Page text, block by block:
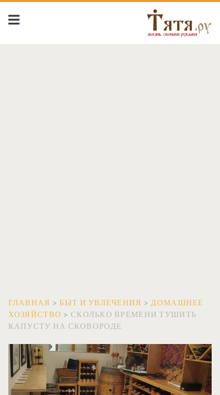
ГЛАВНАЯ >БЫТ И УВЛЕЧЕНИЯ >ДОМАШНЕЕ
ХОЗЯЙСТВО > СКОЛЬКО ВРЕМЕНИ ТУШИТЬ
КАПУСТУ НА СКОВОРОДЕ